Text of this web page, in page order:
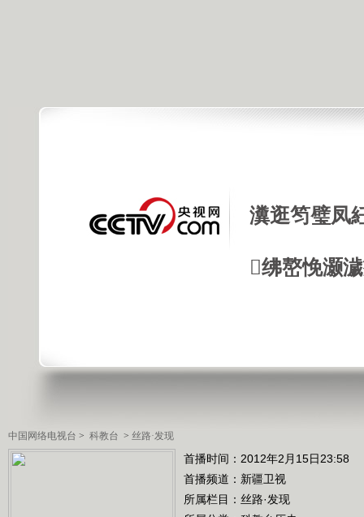
瀵逛笉璧凤
绋嶅悗灏
中国网络电视台 > 科教台 > 丝路·发现
首播时间：2012年2月15日23:58
首播频道： 新疆卫视
所属栏目： 丝路·发现